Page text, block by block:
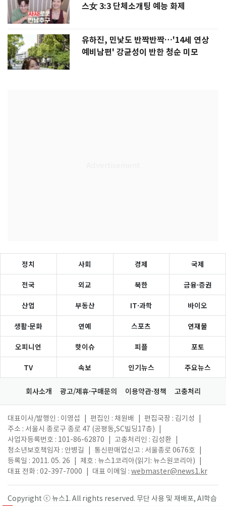
스女 3:3 단체소개팅 예능 화제
유하진, 민낯도 반짝반짝…'14세 연상
예비남편' 강균성이 반한 청순 미모
정치 사회 경제 국제
전국 외교 북한 금융·증권
산업 부동산 IT·과학 바이오
생활·문화 연예 스포츠 연재물
오피니언 핫이슈 피플 포토
TV 속보 인기뉴스 주요뉴스
회사소개 광고/제휴·구매문의 이용약관·정책 고충처리
대표이사/발행인 : 이영섭 편집인 : 채원배 편집국장 : 김기성
주소 : 서울시 종로구 종로 47 (공평동,SC빌딩17층)
사업자등록번호 : 101-86-62870
고충처리인 : 김성환
청소년보호책임자 : 안병길
통신판매업신고 : 서울종로 0676호
등록일 : 2011. 05. 26
제호 : 뉴스1코리아(읽기: 뉴스원코리아)
대표 전화 : 02-397-7000
대표 이메일 : webmaster@news1.kr
Copyright ⓒ 뉴스1. All rights reserved. 무단 사용 및 재배포, AI학습